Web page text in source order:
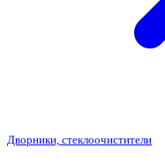
Дворники, стеклоочистители